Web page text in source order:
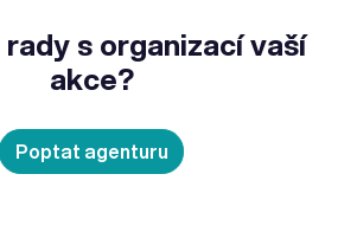
s organizací vaší
akce?
Poptat agenturu